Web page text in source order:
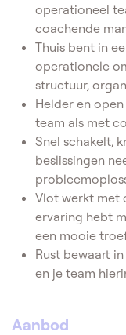
operationeel
coachende
Thuis bent in
operationele
structuur,
Helder en
team als met
Snel schakelt,
beslissingen
Vlot werkt met
ervaring hebt
een mooie
Rust bewaart
en je team
Aanbod